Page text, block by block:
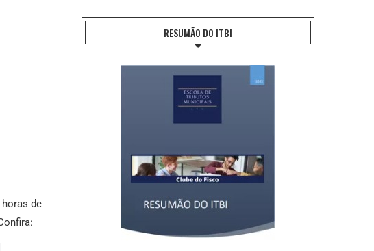
de
RESUMÃO DO ITBI